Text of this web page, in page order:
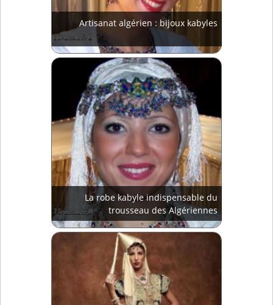
Artisanat algérien : bijoux kabyles
La robe kabyle indispensable du
trousseau des Algériennes